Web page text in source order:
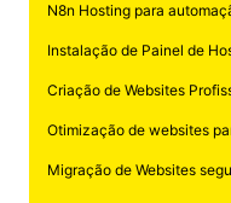
N8n Hosting para
Instalação de Painel de
Criação de Websites
Otimização de websites
Migração de Websites